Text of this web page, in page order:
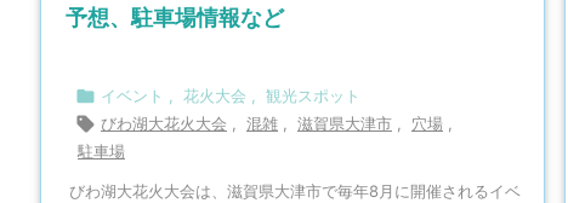
予想、駐車場情報など
 イベント , 花火大会 , 観光スポット
 びわ湖大花火大会 , 混雑 , 滋賀県大津市 , 穴場 ,
駐車場
びわ湖大花火大会は、滋賀県大津市で毎年8月に開催されるイベ